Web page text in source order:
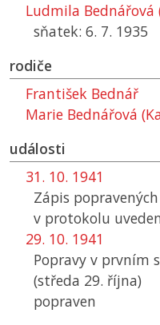
Ludmila Bednářová
sňatek: 6. 7. 1935
rodiče
František Bednář
Marie Bednářová
události
31. 10. 1941
Zápis
v protokolu
29. 10. 1941
Popravy v prvním
(středa 29. října)
popraven